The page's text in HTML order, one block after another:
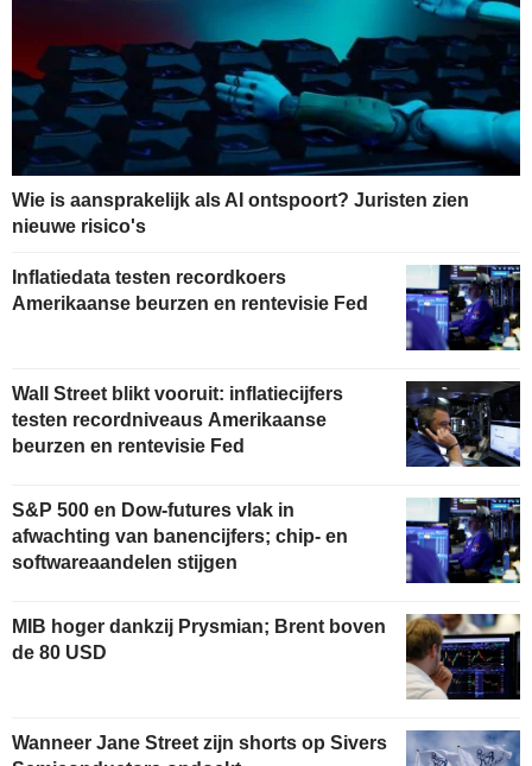
Wie is aansprakelijk als AI ontspoort? Juristen zien
nieuwe risico's
Inflatiedata testen recordkoers
Amerikaanse beurzen en rentevisie Fed
Wall Street blikt vooruit: inflatiecijfers
testen recordniveaus Amerikaanse
beurzen en rentevisie Fed
S&P 500 en Dow-futures vlak in
afwachting van banencijfers; chip- en
softwareaandelen stijgen
MIB hoger dankzij Prysmian; Brent boven
de 80 USD
Wanneer Jane Street zijn shorts op Sivers